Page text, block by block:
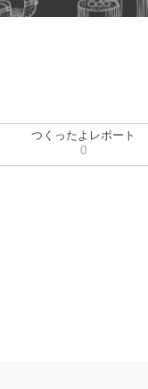
つくったよレポート
0